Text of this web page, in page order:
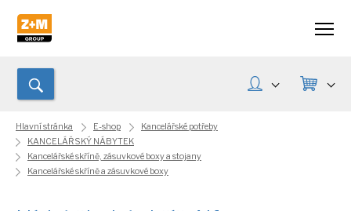
Hlavní stránka E-shop
Kancelářské potřeby
KANCELÁŘSKÝ NÁBYTEK
Kancelářské skříně, zásuvkové boxy a stojany
Kancelářské skříně a zásuvkové boxy